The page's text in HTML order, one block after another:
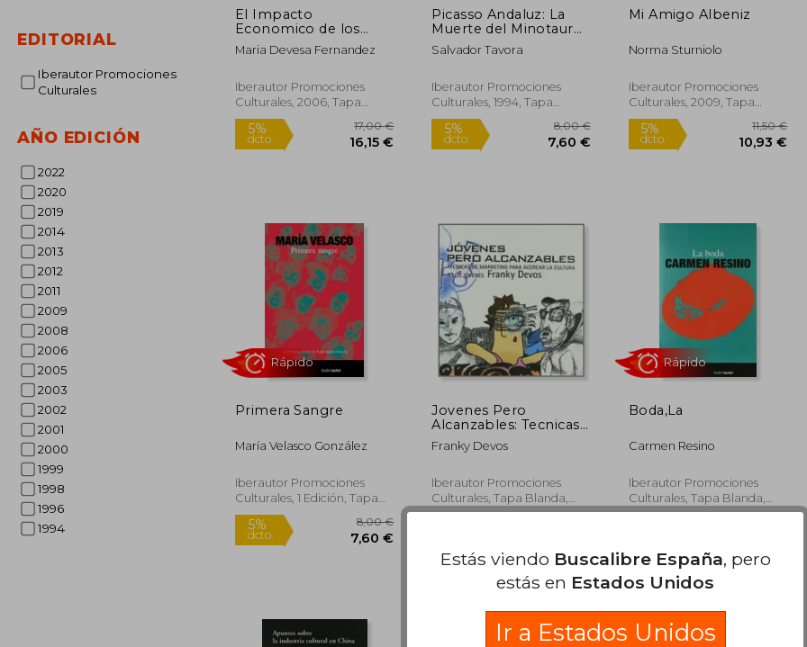
EDITORIAL
Iberautor Promociones
Culturales
AÑO EDICIÓN
2022
2020
2019
2014
2013
2012
2011
2009
2008
2006
2005
2003
2002
2001
2000
1999
1998
1996
1994
El Impacto
Economico de los
Festivales Culturales:
El Caso de la Semana
de Valladolid
Maria Devesa Fernandez
Iberautor Promociones
Culturales, 2006, Tapa
Blanda, Nuevo
5%
dcto.
Picasso Andaluz: La
Muerte del Minotauro;
Piel de Toro (Teatro)
(Spanish Edition)
Salvador Tavora
Iberautor Promociones
Culturales, 1994, Tapa
Blanda, Nuevo
5%
dcto.
Rápido
Mi Amigo Albeniz
Norma Sturniolo
Iberautor Promociones
Culturales, 2009, Tapa
Blanda, Nuevo
5%
dcto.
Primera Sangre
María Velasco González
Iberautor Promociones
Culturales, 1 Edición, Tapa
Blanda, Nuevo
Jovenes Pero
Alcanzables: Tecnicas
de Marketing Para
Acercar la c Ultura a
Franky Devos
Iberautor Promociones
Culturales, Tapa Blanda,
Nuevo
Boda,La
Carmen Resino
Iberautor Promociones
Culturales, Tapa Blanda,
Nuevo
Rápido
Estás viendo Buscalibre España, pero
estás en Estados Unidos
Ir a Estados Unidos